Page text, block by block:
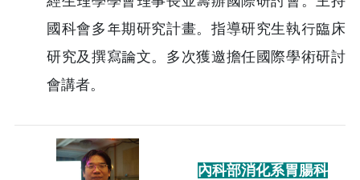
國科會多年期研究計畫。指導研究生執行臨床
研究及撰寫論文。多次獲邀擔任國際學術研討
會講者。
內科部消化系胃腸科